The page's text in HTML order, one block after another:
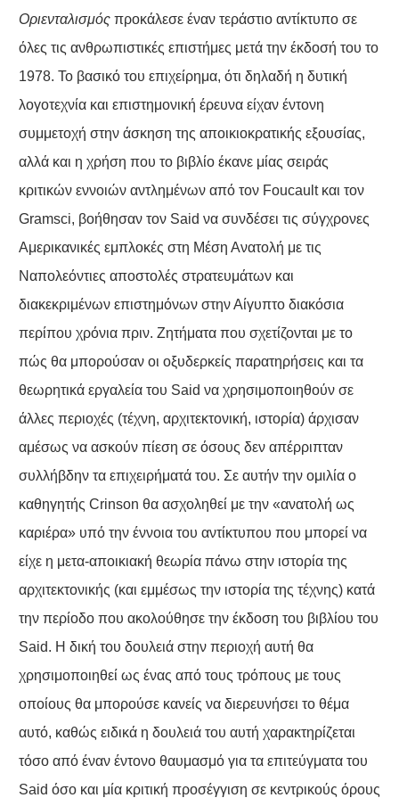
Οριενταλισμόςπροκάλεσε έναν τεράστιο αντίκτυπο σε
όλες τις ανθρωπιστικές επιστήμες μετά την έκδοσή του το
1978. Το βασικό του επιχείρημα, ότι δηλαδή η δυτική
λογοτεχνία και επιστημονική έρευνα είχαν έντονη
συμμετοχή στην άσκηση της αποικιοκρατικής εξουσίας,
αλλά και η χρήση που το βιβλίο έκανε μίας σειράς
κριτικών εννοιών αντλημένων από τον Foucault και τον
Gramsci, βοήθησαν τον Said να συνδέσει τις σύγχρονες
Αμερικανικές εμπλοκές στη Μέση Ανατολή με τις
Ναπολεόντιες αποστολές στρατευμάτων και
διακεκριμένων επιστημόνων στην Αίγυπτο διακόσια
περίπου χρόνια πριν. Ζητήματα που σχετίζονται με το
πώς θα μπορούσαν οι οξυδερκείς παρατηρήσεις και τα
θεωρητικά εργαλεία του Said να χρησιμοποιηθούν σε
άλλες περιοχές (τέχνη, αρχιτεκτονική, ιστορία) άρχισαν
αμέσως να ασκούν πίεση σε όσους δεν απέρριπταν
συλλήβδην τα επιχειρήματά του. Σε αυτήν την ομιλία ο
καθηγητής Crinson θα ασχοληθεί με την «ανατολή ως
καριέρα» υπό την έννοια του αντίκτυπου που μπορεί να
είχε η μετα-αποικιακή θεωρία πάνω στην ιστορία της
αρχιτεκτονικής (και εμμέσως την ιστορία της τέχνης) κατά
την περίοδο που ακολούθησε την έκδοση του βιβλίου του
Said. Η δική του δουλειά στην περιοχή αυτή θα
χρησιμοποιηθεί ως ένας από τους τρόπους με τους
οποίους θα μπορούσε κανείς να διερευνήσει το θέμα
αυτό, καθώς ειδικά η δουλειά του αυτή χαρακτηρίζεται
τόσο από έναν έντονο θαυμασμό για τα επιτεύγματα του
Said όσο και μία κριτική προσέγγιση σε κεντρικούς όρους